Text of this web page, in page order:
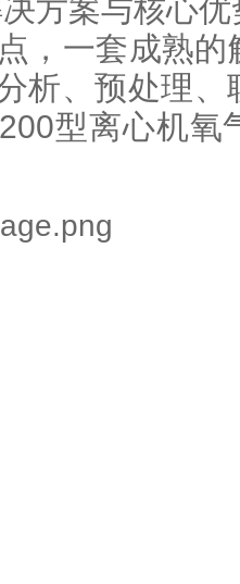
方案与核心优
，一套成熟
析、预处理
型离心机氧